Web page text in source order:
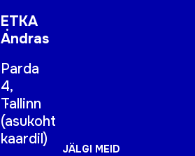
ETKA
Andras
Parda
4,
Tallinn
(asukoht
kaardil)
JÄLGI MEID